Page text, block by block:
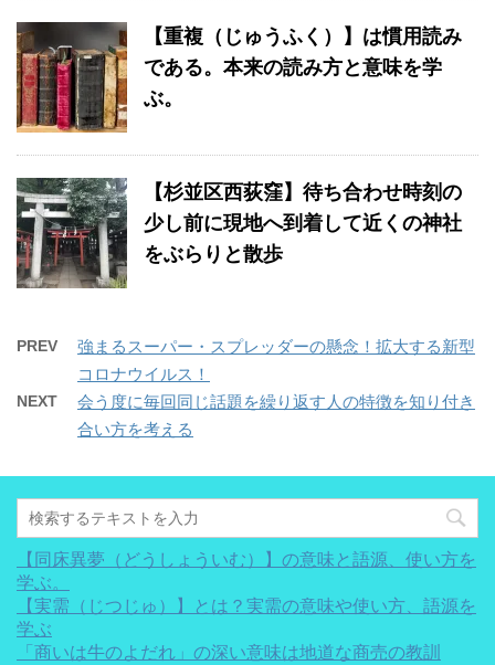
【重複（じゅうふく）】は慣用読み
である。本来の読み方と意味を学
ぶ。
【杉並区西荻窪】待ち合わせ時刻の
少し前に現地へ到着して近くの神社
をぶらりと散歩
PREV
強まるスーパー・スプレッダーの懸念！拡大する新型
コロナウイルス！
NEXT
会う度に毎回同じ話題を繰り返す人の特徴を知り付き
合い方を考える
【同床異夢（どうしょういむ）】の意味と語源、使い方を
学ぶ。
【実需（じつじゅ）】とは？実需の意味や使い方、語源を
学ぶ
「商いは牛のよだれ」の深い意味は地道な商売の教訓